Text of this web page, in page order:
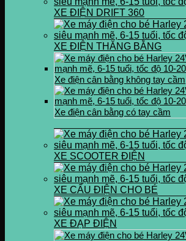
XE ĐIỆN DRIFT 360
XE ĐIỆN THĂNG BẰNG
Xe điện cân bằng không tay cầm
Xe điện cân bằng có tay cầm
XE SCOOTER ĐIỆN
XE CẨU ĐIỆN CHO BÉ
XE ĐẠP ĐIỆN